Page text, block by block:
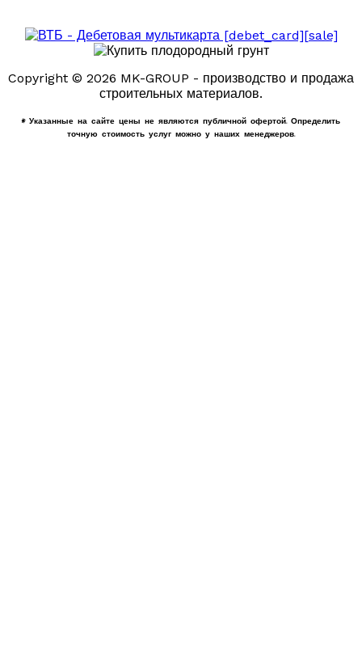
Copyright © 2026 MK-GROUP - производство и продажа
строительных материалов.
* Указанные на сайте цены не являются публичной офертой. Определить
точную стоимость услуг можно у наших менеджеров.